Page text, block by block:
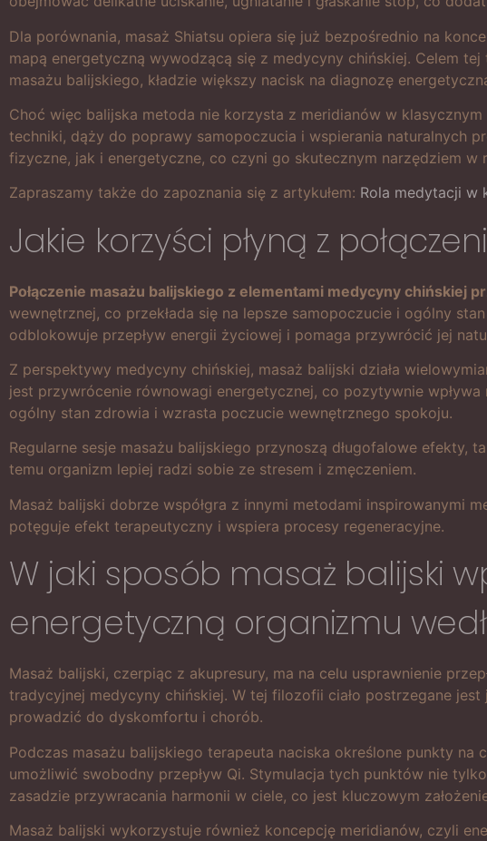
Dla porównania, masaż Shiatsu opiera się już bezpośrednio na
mapą energetyczną wywodzącą się z medycyny chińskiej. Celem
masażu balijskiego, kładzie większy nacisk na diagnozę
Choć więc balijska metoda nie korzysta z meridianów w
techniki, dąży do poprawy samopoczucia i wspierania naturalnych
fizyczne, jak i energetyczne, co czyni go skutecznym narzędziem
Zapraszamy także do zapoznania się z artykułem: Rola medytacji w
Jakie korzyści płyną z
Połączenie masażu balijskiego z elementami medycyny chińskiej
wewnętrznej, co przekłada się na lepsze samopoczucie i ogólny
odblokowuje przepływ energii życiowej i pomaga przywrócić jej
Z perspektywy medycyny chińskiej, masaż balijski działa
jest przywrócenie równowagi energetycznej, co pozytywnie
ogólny stan zdrowia i wzrasta poczucie wewnętrznego spokoju.
Regularne sesje masażu balijskiego przynoszą długofalowe
temu organizm lepiej radzi sobie ze stresem i zmęczeniem.
Masaż balijski dobrze współgra z innymi metodami inspirowanymi
potęguje efekt terapeutyczny i wspiera procesy regeneracyjne.
W jaki sposób masaż balijski
energetyczną organizmu
Masaż balijski, czerpiąc z akupresury, ma na celu usprawnienie
tradycyjnej medycyny chińskiej. W tej filozofii ciało postrzegane
prowadzić do dyskomfortu i chorób.
Podczas masażu balijskiego terapeuta naciska określone punkty
umożliwić swobodny przepływ Qi. Stymulacja tych punktów nie
zasadzie przywracania harmonii w ciele, co jest kluczowym
Masaż balijski wykorzystuje również koncepcję meridianów, czyli